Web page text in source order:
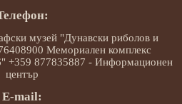
музей "Дунавски риболов и
Мемориален комплекс
+359 877835887 - Информационен
център
E-mail: